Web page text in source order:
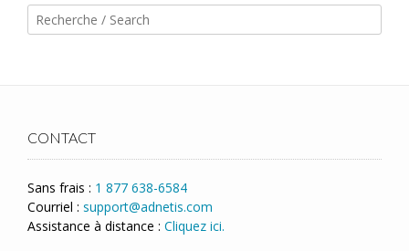
CONTACT
Sans frais : 1 877 638-6584
Courriel : support@adnetis.com
Assistance à distance : Cliquez ici.